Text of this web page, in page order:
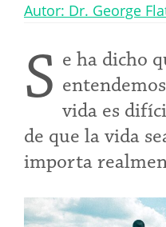
Autor: Dr. George
S e ha dicho
vida es
de que la vida
importa